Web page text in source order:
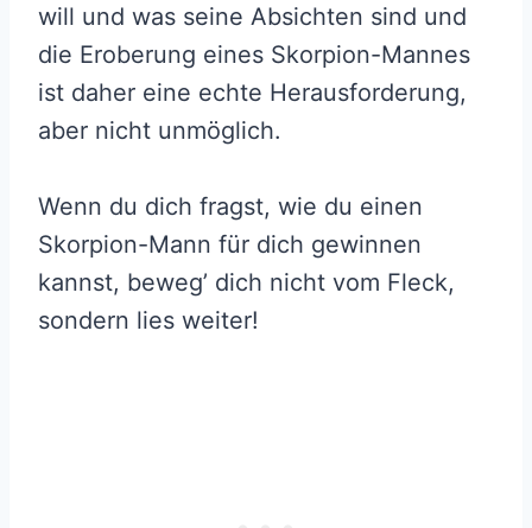
will und was seine Absichten sind und
die Eroberung eines Skorpion-Mannes
ist daher eine echte Herausforderung,
aber nicht unmöglich.
Wenn du dich fragst, wie du einen
Skorpion-Mann für dich gewinnen
kannst, beweg’ dich nicht vom Fleck,
sondern lies weiter!